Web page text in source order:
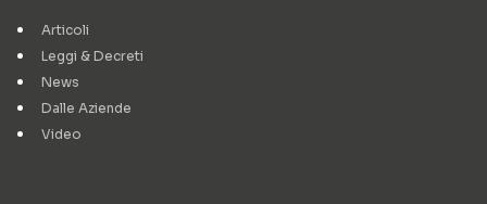
Articoli
Leggi & Decreti
News
Dalle Aziende
Video